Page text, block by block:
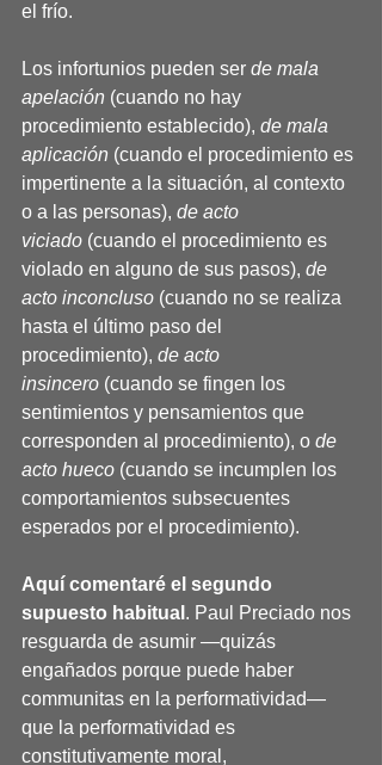
el frío.
Los infortunios pueden ser de mala
apelación (cuando no hay
procedimiento establecido), de mala
aplicación (cuando el procedimiento es
impertinente a la situación, al contexto
o a las personas), de acto
viciado (cuando el procedimiento es
violado en alguno de sus pasos), de
acto inconcluso (cuando no se realiza
hasta el último paso del
procedimiento), de acto
insincero (cuando se fingen los
sentimientos y pensamientos que
corresponden al procedimiento), o de
acto hueco (cuando se incumplen los
comportamientos subsecuentes
esperados por el procedimiento).
Aquí comentaré el segundo
supuesto habitual . Paul Preciado nos
resguarda de asumir —quizás
engañados porque puede haber
communitas en la performatividad—
que la performatividad es
constitutivamente moral,